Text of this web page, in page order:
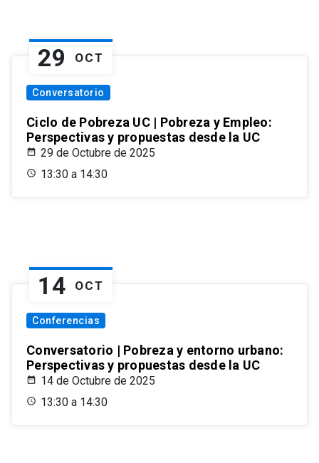
29 OCT
Conversatorio
Ciclo de Pobreza UC | Pobreza y Empleo:
Perspectivas y propuestas desde la UC
29 de Octubre de 2025
13:30 a 14:30
14 OCT
Conferencias
Conversatorio | Pobreza y entorno urbano:
Perspectivas y propuestas desde la UC
14 de Octubre de 2025
13:30 a 14:30